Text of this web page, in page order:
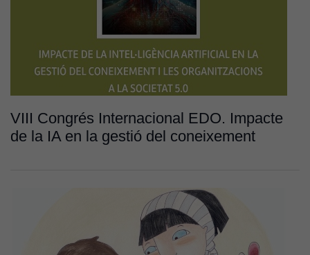
VIII Congrés Internacional EDO. Impacte
de la IA en la gestió del coneixement